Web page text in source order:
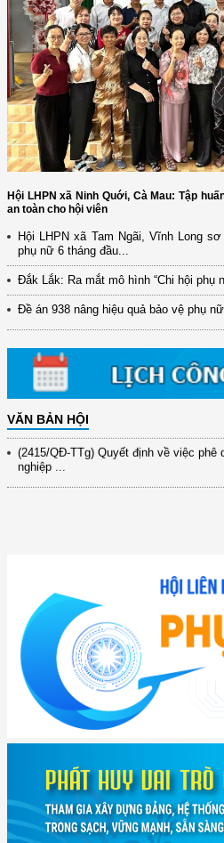
Hội LHPN xã Ninh Quới, Cà Mau: Tập
an toàn cho hội viên
Hội LHPN xã Tam Ngãi, Vĩnh Long
phụ nữ 6 tháng đầu...
Đắk Lắk: Ra mắt mô hình “Chi hội phụ
Đề án 938 nâng hiệu quả bảo vệ phụ
VĂN BẢN HỘI
(12/TB-HĐKH) V/v đăng ký, đề xuất
đổi mới ...
(898/KH/ĐCT) Kế hoạch thực hiện
(417/QĐ-BNNMT) Quyết định phê
xây dựng ...
(891/KH-ĐCT) Kế hoạch thực hiện
9/9/2025 của Bộ ...
(2415/QĐ-TTg) Quyết định về việc
nghiệp ...